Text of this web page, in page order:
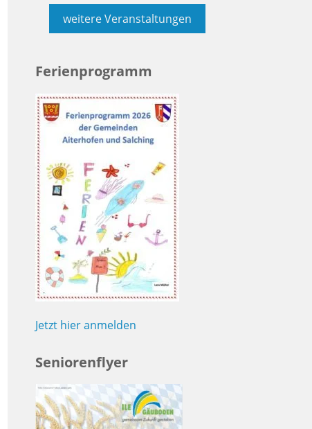
weitere Veranstaltungen
Ferienprogramm
Jetzt hier anmelden
Seniorenflyer